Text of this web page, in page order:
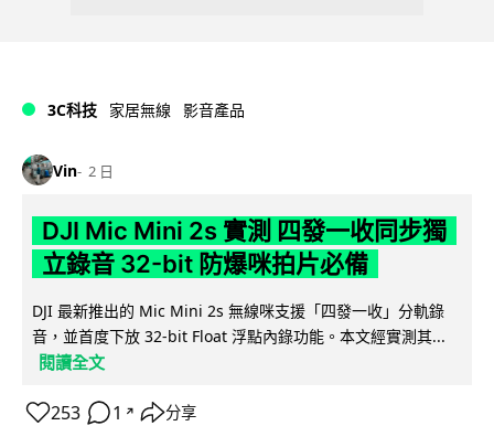
3C科技 家居無線 影音產品
Vin 2 日
DJI Mic Mini 2s 實測 四發一收同步獨
立錄音 32-bit 防爆咪拍片必備
DJI 最新推出的 Mic Mini 2s 無線咪支援「四發一收」分軌錄
音，並首度下放 32-bit Float 浮點內錄功能。本文經實測其...
閱讀全文
253 1 ↗ 分享